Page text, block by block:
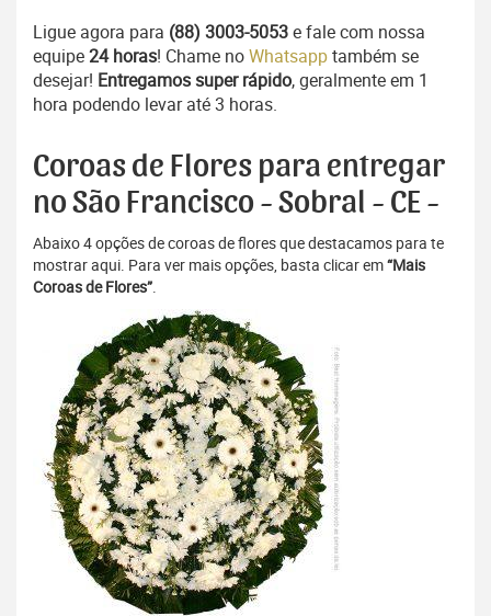
Ligue agora para (88) 3003-5053e fale com nossa
equipe24 horas! Chame noWhatsapptambém se
desejar! Entregamos super rápido, geralmente em 1
hora podendo levar até 3 horas.
Coroas de Flores para entregar
no São Francisco - Sobral - CE -
Abaixo 4 opções de coroas de flores que destacamos para te
mostrar aqui. Para ver mais opções, basta clicar em“Mais
Coroas de Flores”.